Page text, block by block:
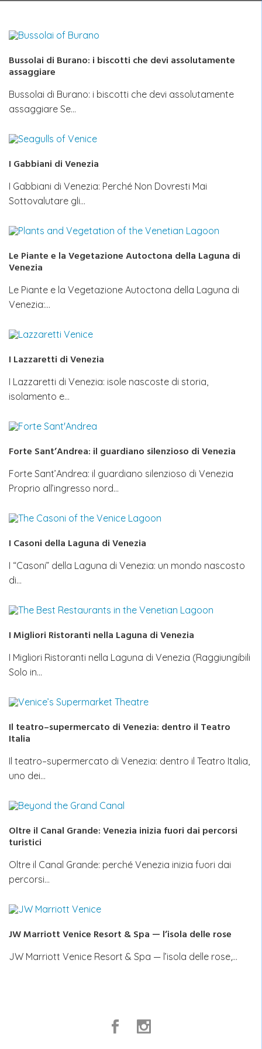
Bussolai di Burano: i biscotti che devi assolutamente
assaggiare
Bussolai di Burano: i biscotti che devi assolutamente
assaggiare Se…
I Gabbiani di Venezia
I Gabbiani di Venezia: Perché Non Dovresti Mai
Sottovalutare gli…
Le Piante e la Vegetazione Autoctona della Laguna di
Venezia
Le Piante e la Vegetazione Autoctona della Laguna di
Venezia:…
I Lazzaretti di Venezia
I Lazzaretti di Venezia: isole nascoste di storia,
isolamento e…
Forte Sant’Andrea: il guardiano silenzioso di Venezia
Forte Sant’Andrea: il guardiano silenzioso di Venezia
Proprio all’ingresso nord…
I Casoni della Laguna di Venezia
I “Casoni” della Laguna di Venezia: un mondo nascosto
di…
I Migliori Ristoranti nella Laguna di Venezia
I Migliori Ristoranti nella Laguna di Venezia (Raggiungibili
Solo in…
Il teatro–supermercato di Venezia: dentro il Teatro
Italia
Il teatro–supermercato di Venezia: dentro il Teatro Italia,
uno dei…
Oltre il Canal Grande: Venezia inizia fuori dai percorsi
turistici
Oltre il Canal Grande: perché Venezia inizia fuori dai
percorsi…
JW Marriott Venice Resort & Spa — l’isola delle rose
JW Marriott Venice Resort & Spa — l’isola delle rose,…